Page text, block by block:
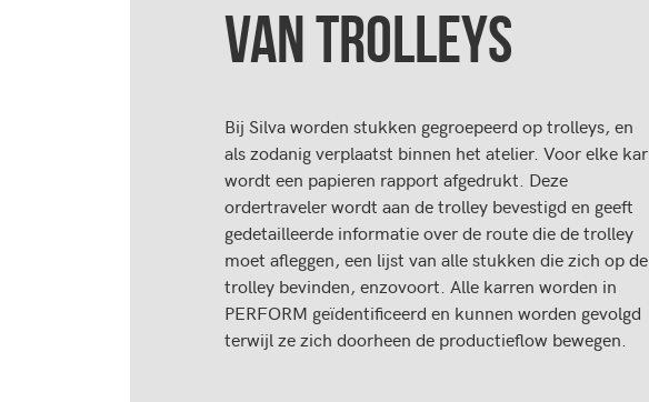
VAN TROLLEYS
Bij Silva worden stukken gegroepeerd op trolleys, en
als zodanig verplaatst binnen het atelier. Voor elke kar
wordt een papieren rapport afgedrukt. Deze
ordertraveler wordt aan de trolley bevestigd en geeft
gedetailleerde informatie over de route die de trolley
moet afleggen, een lijst van alle stukken die zich op de
trolley bevinden, enzovoort. Alle karren worden in
PERFORM geïdentificeerd en kunnen worden gevolgd
terwijl ze zich doorheen de productieflow bewegen.